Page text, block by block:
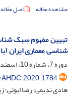
مشاهده مقاله اصل مقاله
تبیین مفهوم سبک
شناسی معماری ایران
دوره 7، شماره 10، اسفند 1398، صفحه
هادی ندیمی؛ رضا ابوئی؛